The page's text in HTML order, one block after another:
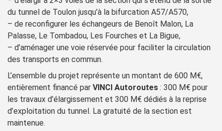
du tunnel de Toulon jusqu’à la bifurcation A57/A570,
– de reconfigurer les échangeurs de Benoît Malon, La
Palasse, Le Tombadou, Les Fourches et La Bigue,
– d’aménager une voie réservée pour faciliter la circulation
des transports en commun.
L’ensemble du projet représente un montant de 600 M€,
entièrement financé par VINCI Autoroutes : 300 M€ pour
les travaux d’élargissement et 300 M€ dédiés à la reprise
d’exploitation du tunnel. La gratuité de la section est
maintenue.